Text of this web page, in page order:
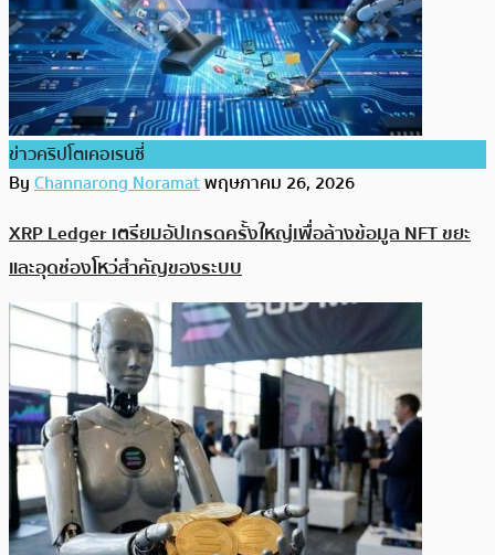
ข่าวคริปโตเคอเรนซี่
ByChannarong Noramatพฤษภาคม 26, 2026
XRP Ledger เตรียมอัปเกรดครั้งใหญ่เพื่อล้างข้อมูล NFT ขยะ
และอุดช่องโหว่สำคัญของระบบ